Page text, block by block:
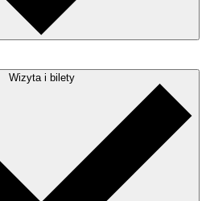
Wizyta i bilety